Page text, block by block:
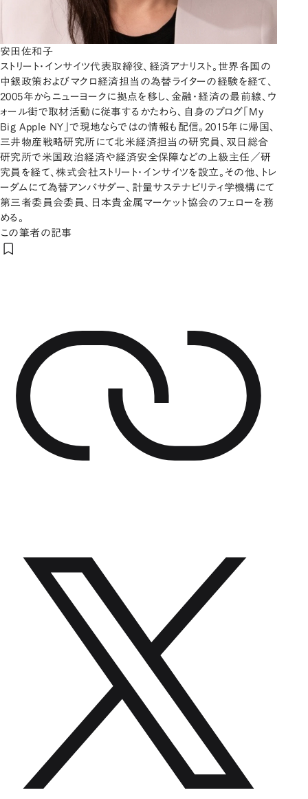
安田佐和子
ストリート・インサイツ代表取締役、経済アナリスト。世界各国の
中銀政策およびマクロ経済担当の為替ライターの経験を経て、
2005年からニューヨークに拠点を移し、金融・経済の最前線、ウ
ォール街で取材活動に従事するかたわら、自身のブログ「My
Big Apple NY」で現地ならではの情報も配信。2015年に帰国、
三井物産戦略研究所にて北米経済担当の研究員、双日総合
研究所で米国政治経済や経済安全保障などの上級主任／研
究員を経て、株式会社ストリート・インサイツを設立。その他、トレ
ーダムにて為替アンバサダー、計量サステナビリティ学機構にて
第三者委員会委員、日本貴金属マーケット協会のフェローを務
める。
この筆者の記事